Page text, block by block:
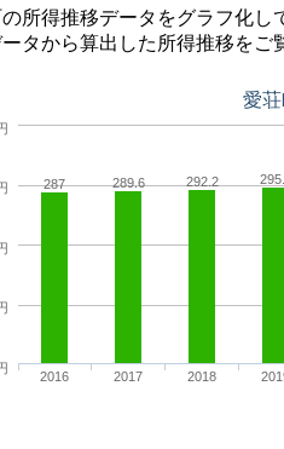
所得推移データをグラフ化し
タから算出した所得推移をご
愛
287 289.6 292.2
2016 2017 2018